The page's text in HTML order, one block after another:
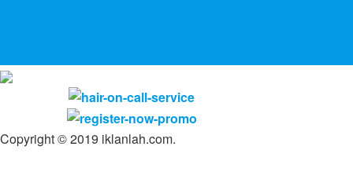
Copyright © 2019 iklanlah.com.